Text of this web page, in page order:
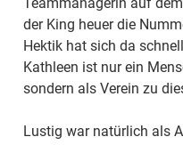
der King heuer die
Hektik hat sich da
Kathleen ist nur ein
sondern als Verein zu
Lustig war natürlich als